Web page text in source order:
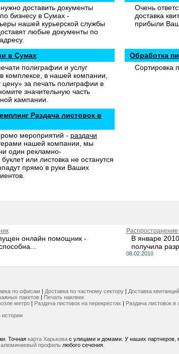
доставить документы
бизнесу в Сумах -
нашей курьерской службы
любые документы по
Очень
доставка
прибыли
в Сумах
полиграфии и услуг
комплексе, в нашей компании,
за печать полиграфии в
значительную часть
кампании.
Обработка
Сортировка
Раздача листовок в
мероприятий - раздачи
нашей компании, мы
один рекламно-
или листовка не останутся
прямо в руки Ваших
онлайн помощник -
В январе
получила
08.02.2010
по офисам | Доставка по частному сектору | Доставка квитанций
пакетов | Печать наклеек
метро | Раздача листовок на перекрестах | Раздача листовок
Точная карта Харькова с улицами и домами. У наших партнеров,
алюминиевый профиль любого сечения.